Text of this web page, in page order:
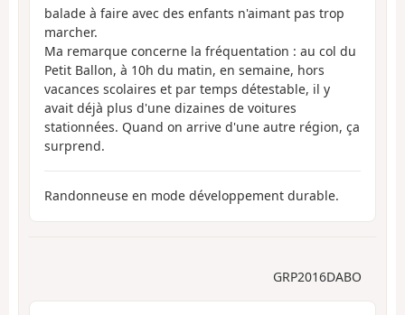
balade à faire avec des enfants n'aimant pas trop
marcher.
Ma remarque concerne la fréquentation : au col du
Petit Ballon, à 10h du matin, en semaine, hors
vacances scolaires et par temps détestable, il y
avait déjà plus d'une dizaines de voitures
stationnées. Quand on arrive d'une autre région, ça
surprend.
Randonneuse en mode développement durable.
GRP2016DABO